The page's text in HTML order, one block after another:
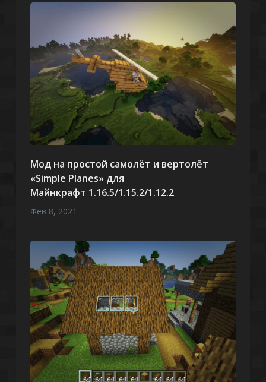
Мод на простой самолёт и вертолёт
«Simple Planes» для
Майнкрафт 1.16.5/1.15.2/1.12.2
Фев 8, 2021